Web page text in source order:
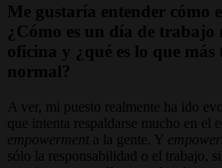
Me gustaría entender cómo
¿Cómo es un día de trabajo
oficina y ¿qué es lo que más
normal?
A ver, mi puesto realmente ha ido
que intenta respaldarse mucho en
empowerment a la gente. Y
sólo la responsabilidad o el trabajo,